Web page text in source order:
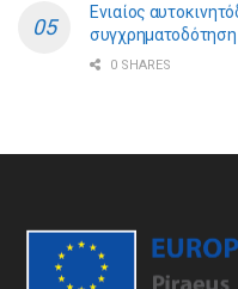
Ενιαίος
0 SHARES